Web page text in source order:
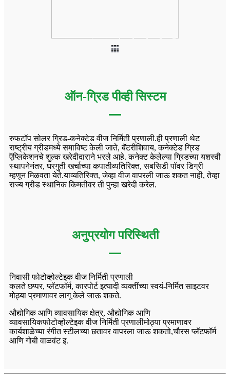
ऑन-ग्रिड पीव्ही सिस्टम
रुफटॉप सोलर ग्रिड-कनेक्टेड वीज निर्मिती प्रणाली.ही प्रणाली थेट
राष्ट्रीय ग्रीडमध्ये समाविष्ट केली जाते, बॅटरीशिवाय, कनेक्टेड ग्रिड
ऍप्लिकेशनचे शुल्क खरेदीदाराने भरले आहे. कनेक्ट केलेल्या ग्रिडच्या यशस्वी
स्थापनेनंतर, घरगुती खर्चाच्या कपातीव्यतिरिक्त, सबसिडी पॉवर डिग्री
म्हणून मिळवता येते.याव्यतिरिक्त, जेव्हा वीज वापरली जाऊ शकत नाही, तेव्हा
राज्य ग्रीड स्थानिक किमतीवर ती पुन्हा खरेदी करेल.
अनुप्रयोग परिस्थिती
निवासी फोटोव्होल्टेइक वीज निर्मिती प्रणाली
कलते छप्पर, प्लॅटफॉर्म, कारपोर्ट इत्यादी व्यक्तींच्या स्वयं-निर्मित साइटवर
मोठ्या प्रमाणावर लागू केले जाऊ शकते.
औद्योगिक आणि व्यावसायिक क्षेत्र, औद्योगिक आणि
व्यावसायिकफोटोव्होल्टेइक वीज निर्मिती प्रणालीमोठ्या प्रमाणावर
कार्यशाळेच्या रंगीत स्टीलच्या छतावर वापरला जाऊ शकतो,चौरस प्लॅटफॉर्म
आणि गोबी वाळवंट इ.